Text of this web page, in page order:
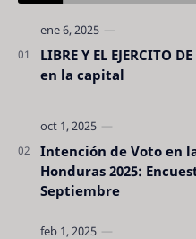
LIBRE Y EL EJERCITO
en la capital
Intención de Voto en
Honduras 2025:
Septiembre